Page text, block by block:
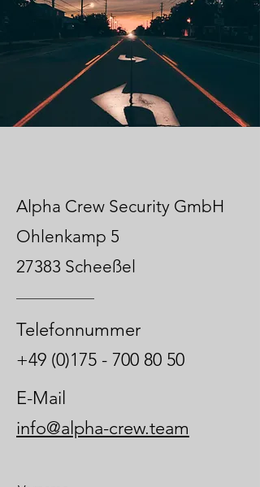
Alpha Crew Security GmbH
Ohlenkamp 5
27383 Scheeßel
Telefonnummer
+49 (0)175 - 700 80 50
E-Mail
info@alpha-crew.team